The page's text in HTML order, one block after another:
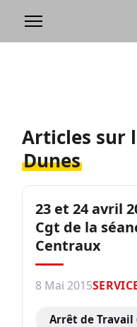
Articles sur
Dunes
23 et 24 avril
Cgt de la
Centraux
8 Mai 2015
Arrêt de Travail